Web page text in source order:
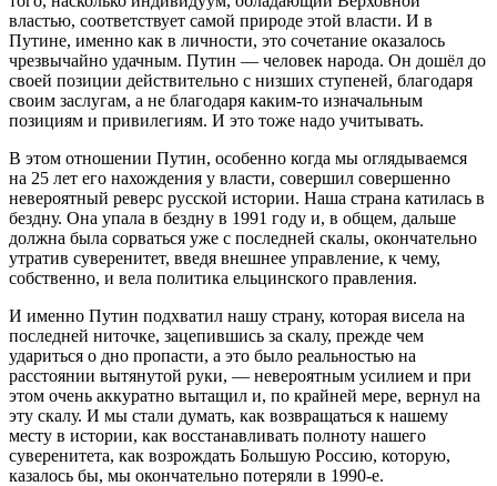
властью, соответствует самой природе этой власти. И в
Путине, именно как в личности, это сочетание оказалось
чрезвычайно удачным. Путин — человек народа. Он дошёл до
своей позиции действительно с низших ступеней, благодаря
своим заслугам, а не благодаря каким-то изначальным
позициям и привилегиям. И это тоже надо учитывать.
В этом отношении Путин, особенно когда мы оглядываемся
на 25 лет его нахождения у власти, совершил совершенно
невероятный реверс русской истории. Наша страна катилась в
бездну. Она упала в бездну в 1991 году и, в общем, дальше
должна была сорваться уже с последней скалы, окончательно
утратив суверенитет, введя внешнее управление, к чему,
собственно, и вела политика ельцинского правления.
И именно Путин подхватил нашу страну, которая висела на
последней ниточке, зацепившись за скалу, прежде чем
удариться о дно пропасти, а это было реальностью на
расстоянии вытянутой руки, — невероятным усилием и при
этом очень аккуратно вытащил и, по крайней мере, вернул на
эту скалу. И мы стали думать, как возвращаться к нашему
месту в истории, как восстанавливать полноту нашего
суверенитета, как возрождать Большую Россию, которую,
казалось бы, мы окончательно потеряли в 1990-е.